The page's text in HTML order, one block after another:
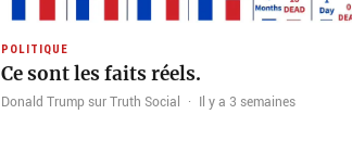
POLITIQUE
Ce sont les faits réels.
Donald Trump sur Truth Social · Il y a 3 semaines